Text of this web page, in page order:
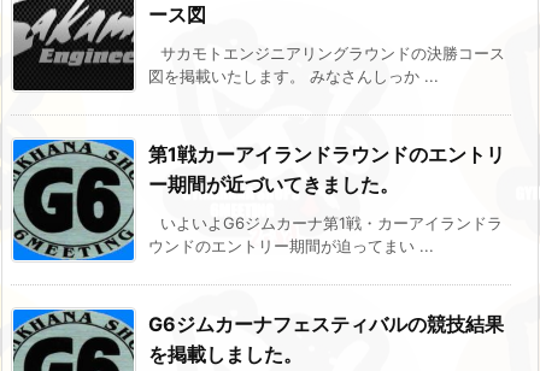
ース図
サカモトエンジニアリングラウンドの決勝コース
図を掲載いたします。 みなさんしっか ...
第1戦カーアイランドラウンドのエントリ
ー期間が近づいてきました。
いよいよG6ジムカーナ第1戦・カーアイランドラ
ウンドのエントリー期間が迫ってまい ...
G6ジムカーナフェスティバルの競技結果
を掲載しました。